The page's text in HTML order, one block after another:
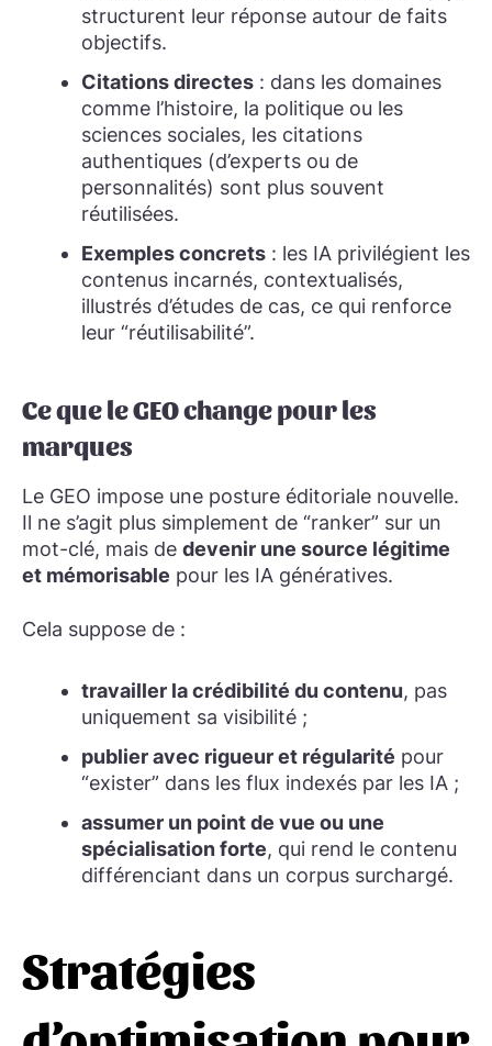
structurent leur réponse autour de faits
objectifs.
Citations directes : dans les domaines
comme l’histoire, la politique ou les
sciences sociales, les citations
authentiques (d’experts ou de
personnalités) sont plus souvent
réutilisées.
Exemples concrets : les IA privilégient les
contenus incarnés, contextualisés,
illustrés d’études de cas, ce qui renforce
leur “réutilisabilité”.
Ce que le GEO change pour les
marques
Le GEO impose une posture éditoriale nouvelle.
Il ne s’agit plus simplement de “ranker” sur un
mot-clé, mais de devenir une source légitime
et mémorisable pour les IA génératives.
Cela suppose de :
travailler la crédibilité du contenu, pas
uniquement sa visibilité ;
publier avec rigueur et régularité pour
“exister” dans les flux indexés par les IA ;
assumer un point de vue ou une
spécialisation forte, qui rend le contenu
différenciant dans un corpus surchargé.
Stratégies